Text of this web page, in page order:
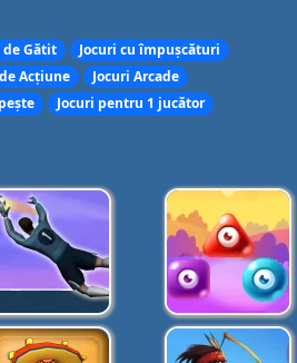
de Gătit
Jocuri cu împușcături
Acțiune
Jocuri Arcade
Jocuri pentru 1 jucător